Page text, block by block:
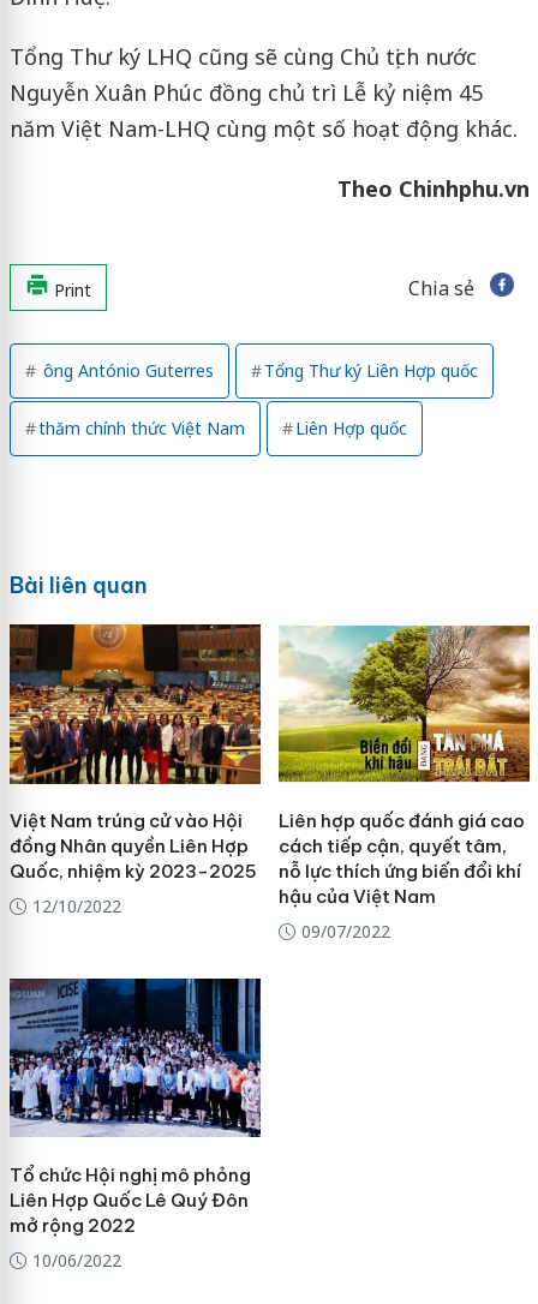
Tổng Thư ký LHQ cũng sẽ cùng Chủ tịch nước
Nguyễn Xuân Phúc đồng chủ trì Lễ kỷ niệm 45
năm Việt Nam-LHQ cùng một số hoạt động khác.
Theo Chinhphu.vn
Print Chia sẻ
ông António Guterres Tổng Thư ký Liên Hợp quốc
thăm chính thức Việt Nam Liên Hợp quốc
Bài liên quan
Việt Nam trúng cử vào Hội
đồng Nhân quyền Liên Hợp
Quốc, nhiệm kỳ 2023-2025
12/10/2022
Liên hợp quốc đánh giá cao
cách tiếp cận, quyết tâm,
nỗ lực thích ứng biến đổi khí
hậu của Việt Nam
09/07/2022
Tổ chức Hội nghị mô phỏng
Liên Hợp Quốc Lê Quý Đôn
mở rộng 2022
10/06/2022